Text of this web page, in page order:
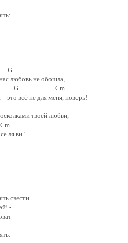
G
любовь не обошла,
G Cm
это всё не для меня, поверь!
твоей любви,
ля ви"
свести
-